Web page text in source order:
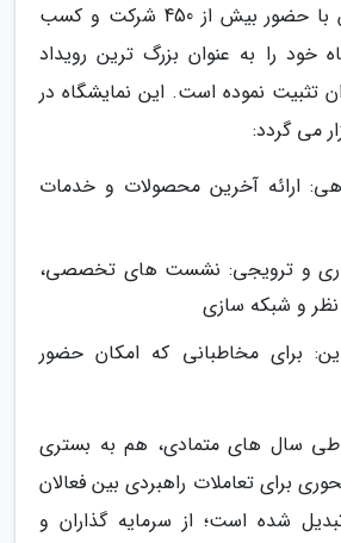
سال جاری اینوتکس با حضور بیش از 450 شرکت و کسب
خود را به عنوان بزرگ ترین رویداد
تثبیت نموده است. این نمایشگاه در
می گردد:
ارائه آخرین محصولات و خدمات
و ترویجی: نشست های تخصصی،
و شبکه سازی
برای مخاطبانی که امکان حضور
طی سال های متمادی، هم به بستری
برای تعاملات راهبردی بین فعالان
شده است؛ از سرمایه گذاران و